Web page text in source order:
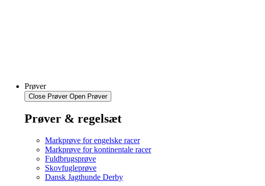
Prøver
Close Prøver Open Prøver
Prøver & regelsæt
Markprøve for engelske racer
Markprøve for kontinentale racer
Fuldbrugsprøve
Skovfugleprøve
Dansk Jagthunde Derby